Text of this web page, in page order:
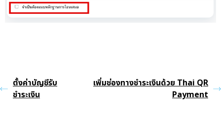
ตั้งค่าบัญชีรับ
ชำระเงิน
เพิ่มช่องทางชำระเงินด้วย Thai QR
Payment